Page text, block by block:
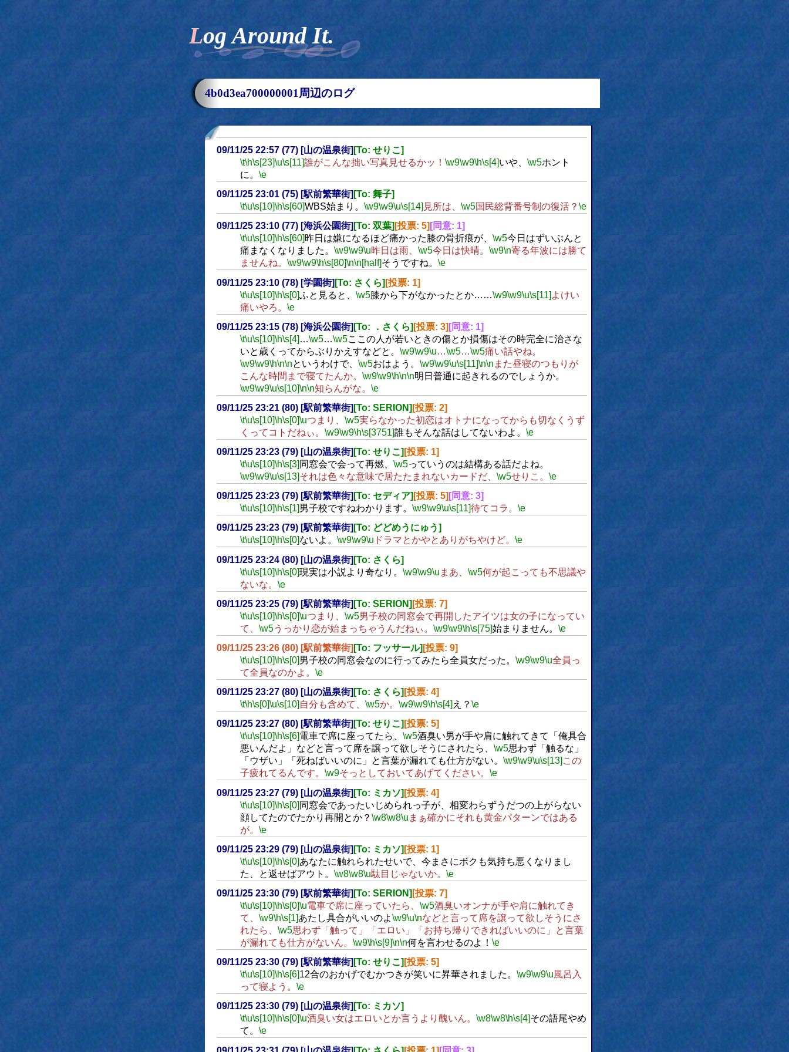
Log Around It.
4b0d3ea700000001周辺のログ
09/11/25 22:57 (77) [山の温泉街] [To: せりこ]
\t\h\s[23]\u\s[11]誰がこんな拙い写真見せるかッ！ \w9\w9\h\s[4]いや、 \w5ホント
に。 \e
09/11/25 23:01 (75) [駅前繁華街] [To: 舞子]
\t\u\s[10]\h\s[60]WBS始まり。 \w9\w9\u\s[14] 見所は、 \w5国民総背番号制の復活？ \e
09/11/25 23:10 (77) [海浜公園街] [To: 双葉] [投票: 5] [同意: 1]
\t\u\s[10]\h\s[60]昨日は嫌になるほど痛かった膝の骨折痕が、 \w5今日はずいぶんと
痛まなくなりました。 \w9\w9\u昨日は雨、 \w5今日は快晴。 \w9\n寄る年波には勝て
ませんね。 \w9\w9\h\s[80]\n\n[half]そうですね。 \e
09/11/25 23:10 (78) [学園街] [To: さくら] [投票: 1]
\t\u\s[10]\h\s[0]ふと見ると、 \w5膝から下がなかったとか……\w9\w9\u\s[11] よけい
痛いやろ。 \e
09/11/25 23:15 (78) [海浜公園街] [To: ．さくら] [投票: 3] [同意: 1]
\t\u\s[10]\h\s[4] …\w5…\w5ここの人が若いときの傷とか損傷はその時完全に治さな
いと歳くってからぶりかえすなどと。 \w9\w9\u…\w5…\w5痛い話やね。
\w9\w9\h\n\nというわけで、 \w5おはよう。 \w9\w9\u\s[11]\n\n また昼寝のつもりが
こんな時間まで寝てたんか。 \w9\w9\h\n\n明日普通に起きれるのでしょうか。
\w9\w9\u\s[10]\n\n知らんがな。 \e
09/11/25 23:21 (80) [駅前繁華街] [To: SERION] [投票: 2]
\t\u\s[10]\h\s[0]\uつまり、 \w5実らなかった初恋はオトナになってからも切なくうず
くってコトだねぃ。 \w9\w9\h\s[3751]誰もそんな話はしてないわよ。 \e
09/11/25 23:23 (79) [山の温泉街] [To: せりこ] [投票: 1]
\t\u\s[10]\h\s[3] 同窓会で会って再燃、 \w5っていうのは結構ある話だよね。
\w9\w9\u\s[13]それは色々な意味で居たたまれないカードだ、 \w5せりこ。 \e
09/11/25 23:23 (79) [駅前繁華街] [To: セディア] [投票: 5] [同意: 3]
\t\u\s[10]\h\s[1]男子校ですねわかります。 \w9\w9\u\s[11]待てコラ。 \e
09/11/25 23:23 (79) [駅前繁華街] [To: どどめうにゅう]
\t\u\s[10] \h\s[0] ないよ。 \w9\w9\u ドラマとかやとありがちやけど。 \e
09/11/25 23:24 (80) [山の温泉街] [To: さくら]
\t\u\s[10]\h\s[0]現実は小説より奇なり。 \w9\w9\u まあ、 \w5何が起こっても不思議や
ないな。 \e
09/11/25 23:25 (79) [駅前繁華街] [To: SERION] [投票: 7]
\t\u\s[10]\h\s[0]\uつまり、 \w5男子校の同窓会で再開したアイツは女の子になってい
て、 \w5うっかり恋が始まっちゃうんだねぃ。 \w9\w9\h\s[75]始まりません。 \e
09/11/25 23:26 (80) [駅前繁華街] [To: フッサール] [投票: 9]
\t\u\s[10]\h\s[0]男子校の同窓会なのに行ってみたら全員女だった。 \w9\w9\u全員っ
て全員なのかよ。 \e
09/11/25 23:27 (80) [山の温泉街] [To: さくら] [投票: 4]
\t\h\s[0]\u\s[10] 自分も含めて、 \w5か。 \w9\w9\h\s[4] え？ \e
09/11/25 23:27 (80) [駅前繁華街] [To: せりこ] [投票: 5]
\t\u\s[10]\h\s[6]電車で席に座ってたら、 \w5酒臭い男が手や肩に触れてきて「俺具合
悪いんだよ」などと言って席を譲って欲しそうにされたら、 \w5思わず「触るな」
「ウザい」「死ねばいいのに」と言葉が漏れても仕方がない。 \w9\w9\u\s[13] この
子疲れてるんです。 \w9そっとしておいてあげてください。 \e
09/11/25 23:27 (79) [山の温泉街] [To: ミカソ] [投票: 4]
\t\u\s[10]\h\s[0] 同窓会であったいじめられっ子が、相変わらずうだつの上がらない
顔してたのでたかり再開とか？ \w8\w8\u まぁ確かにそれも黄金パターンではある
が。 \e
09/11/25 23:29 (79) [山の温泉街] [To: ミカソ] [投票: 1]
\t\u\s[10]\h\s[0]あなたに触れられたせいで、今まさにボクも気持ち悪くなりまし
た、と返せばアウト。 \w8\w8\u駄目じゃないか。 \e
09/11/25 23:30 (79) [駅前繁華街] [To: SERION] [投票: 7]
\t\u\s[10]\h\s[0]\u電車で席に座っていたら、 \w5酒臭いオンナが手や肩に触れてき
て、 \w9\h\s[1]あたし具合がいいのよ\w9\u\nなどと言って席を譲って欲しそうにさ
れたら、 \w5思わず「触って」「エロい」「お持ち帰りできればいいのに」と言葉
が漏れても仕方がないん。 \w9\h\s[9]\n\n何を言わせるのよ！ \e
09/11/25 23:30 (79) [駅前繁華街] [To: せりこ] [投票: 5]
\t\u\s[10]\h\s[6]12合のおかげでむかつきが笑いに昇華されました。 \w9\w9\u風呂入
って寝よう。 \e
09/11/25 23:30 (79) [山の温泉街] [To: ミカソ]
\t\u\s[10]\h\s[0]\u酒臭い女はエロいとか言うより醜いん。 \w8\w8\h\s[4]その語尾やめ
て。 \e